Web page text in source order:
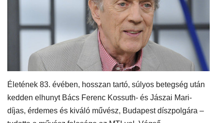
Életének 83. évében, hosszan tartó, súlyos betegség után
kedden elhunyt Bács Ferenc Kossuth- és Jászai Mari-
díjas, érdemes és kiváló művész, Budapest díszpolgára –